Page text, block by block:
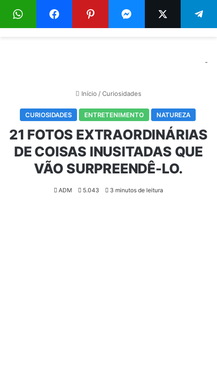
Menu
-
Início /Curiosidades
CURIOSIDADES ENTRETENIMENTO NATUREZA
21 FOTOS EXTRAORDINÁRIAS
DE COISAS INUSITADAS QUE
VÃO SURPREENDÊ-LO.
ADM 5.043 3 minutos de leitura